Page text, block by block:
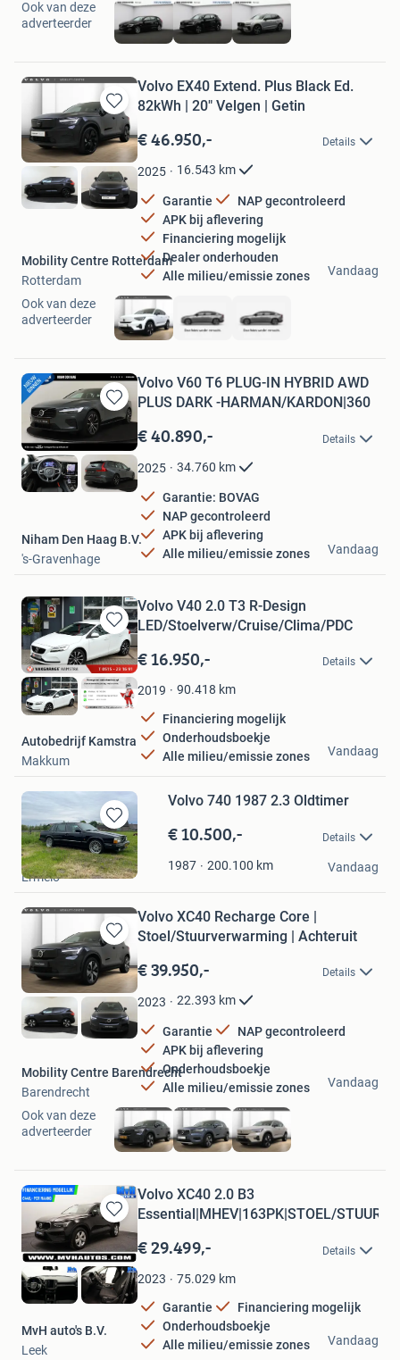
Ook van deze
adverteerder
Bewaren
in
Mijn
Favorieten
Volvo EX40 Extend. Plus Black Ed.
82kWh | 20" Velgen | Getin
€ 46.950,- Details
2025 16.543 km
Garantie
NAP gecontroleerd
APK bij aflevering
Financiering mogelijk
Dealer onderhouden
Alle milieu/emissie zones
Mobility Centre Rotterdam
Rotterdam
Vandaag
Ook van deze
adverteerder
Bewaren
in
Mijn
Favorieten
Volvo V60 T6 PLUG-IN HYBRID AWD
PLUS DARK -HARMAN/KARDON|360
€ 40.890,- Details
2025 34.760 km
Garantie: BOVAG
NAP gecontroleerd
APK bij aflevering
Alle milieu/emissie zones
Niham Den Haag B.V.
's-Gravenhage
Vandaag
Bewaren
in
Mijn
Favorieten
Volvo V40 2.0 T3 R-Design
LED/Stoelverw/Cruise/Clima/PDC
€ 16.950,- Details
2019 90.418 km
Financiering mogelijk
Onderhoudsboekje
Alle milieu/emissie zones
Autobedrijf Kamstra
Makkum
Vandaag
Bewaren
in
Mijn
Favorieten
Volvo 740 1987 2.3 Oldtimer
€ 10.500,- Details
1987 200.100 km
Veluwe Trading
Ermelo
Vandaag
Bewaren
in
Mijn
Favorieten
Volvo XC40 Recharge Core |
Stoel/Stuurverwarming | Achteruit
€ 39.950,- Details
2023 22.393 km
Garantie
NAP gecontroleerd
APK bij aflevering
Onderhoudsboekje
Alle milieu/emissie zones
Mobility Centre Barendrecht
Barendrecht
Vandaag
Ook van deze
adverteerder
Bewaren
in
Mijn
Favorieten
Volvo XC40 2.0 B3
Essential|MHEV|163PK|STOEL/
€ 29.499,- Details
2023 75.029 km
Garantie
Financiering mogelijk
Onderhoudsboekje
Alle milieu/emissie zones
MvH auto's B.V.
Leek
Vandaag